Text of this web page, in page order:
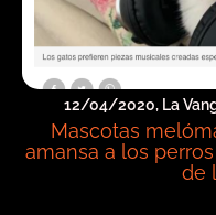
12/04/2020, La
Mascotas
amansa a los
de